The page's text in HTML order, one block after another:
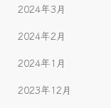
2024年3月
2024年2月
2024年1月
2023年12月